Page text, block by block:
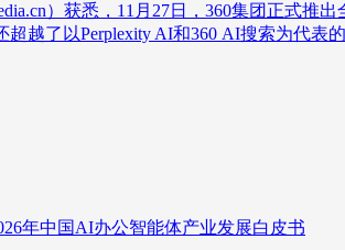
）获悉，11月27日，360集团正式
超越了以Perplexity AI和360 AI搜索为代表
年中国AI办公智能体产业发展白皮书